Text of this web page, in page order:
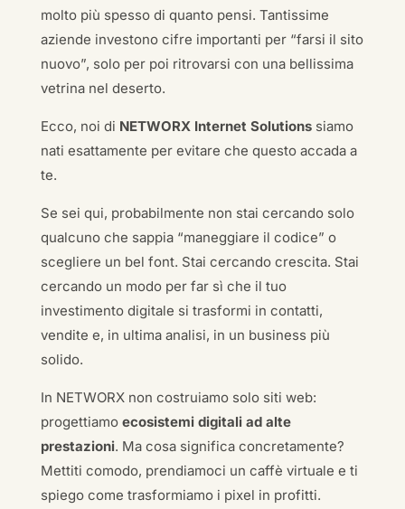
molto più spesso di quanto pensi. Tantissime
aziende investono cifre importanti per “farsi il sito
nuovo”, solo per poi ritrovarsi con una bellissima
vetrina nel deserto.
Ecco, noi di NETWORX Internet Solutionssiamo
nati esattamente per evitare che questo accada a
te.
Se sei qui, probabilmente non stai cercando solo
qualcuno che sappia “maneggiare il codice” o
scegliere un bel font. Stai cercando crescita. Stai
cercando un modo per far sì che il tuo
investimento digitale si trasformi in contatti,
vendite e, in ultima analisi, in un business più
solido.
In NETWORX non costruiamo solo siti web:
progettiamo ecosistemi digitali ad alte
prestazioni. Ma cosa significa concretamente?
Mettiti comodo, prendiamoci un caffè virtuale e ti
spiego come trasformiamo i pixel in profitti.